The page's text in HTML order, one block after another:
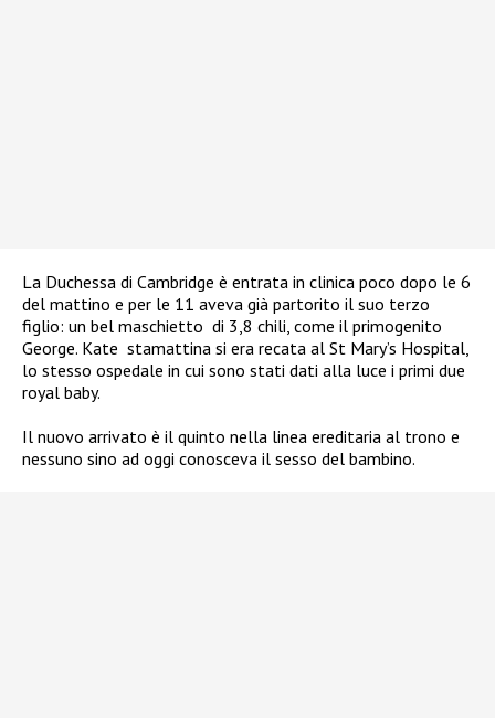
La Duchessa di Cambridge è entrata in clinica poco dopo le 6
del mattino e per le 11 aveva già partorito il suo terzo
figlio: un bel maschietto di 3,8 chili, come il primogenito
George. Kate stamattina si era recata al St Mary’s Hospital,
lo stesso ospedale in cui sono stati dati alla luce i primi due
royal baby.
Il nuovo arrivato è il quinto nella linea ereditaria al trono e
nessuno sino ad oggi conosceva il sesso del bambino.